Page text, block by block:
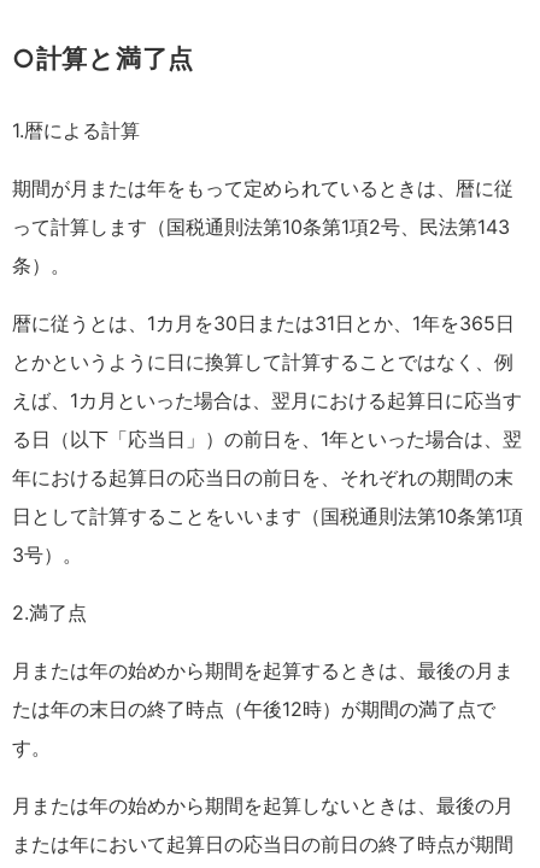
○計算と満了点
1.暦による計算
期間が月または年をもって定められているときは、暦に従
って計算します（国税通則法第10条第1項2号、民法第143
条）。
暦に従うとは、1カ月を30日または31日とか、1年を365日
とかというように日に換算して計算することではなく、例
えば、1カ月といった場合は、翌月における起算日に応当す
る日（以下「応当日」）の前日を、1年といった場合は、翌
年における起算日の応当日の前日を、それぞれの期間の末
日として計算することをいいます（国税通則法第10条第1項
3号）。
2.満了点
月または年の始めから期間を起算するときは、最後の月ま
たは年の末日の終了時点（午後12時）が期間の満了点で
す。
月または年の始めから期間を起算しないときは、最後の月
または年において起算日の応当日の前日の終了時点が期間